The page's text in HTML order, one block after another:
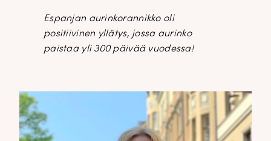
Espanjan aurinkorannikko oli
positiivinen yllätys, jossa aurinko
paistaa yli 300 päivää vuodessa!